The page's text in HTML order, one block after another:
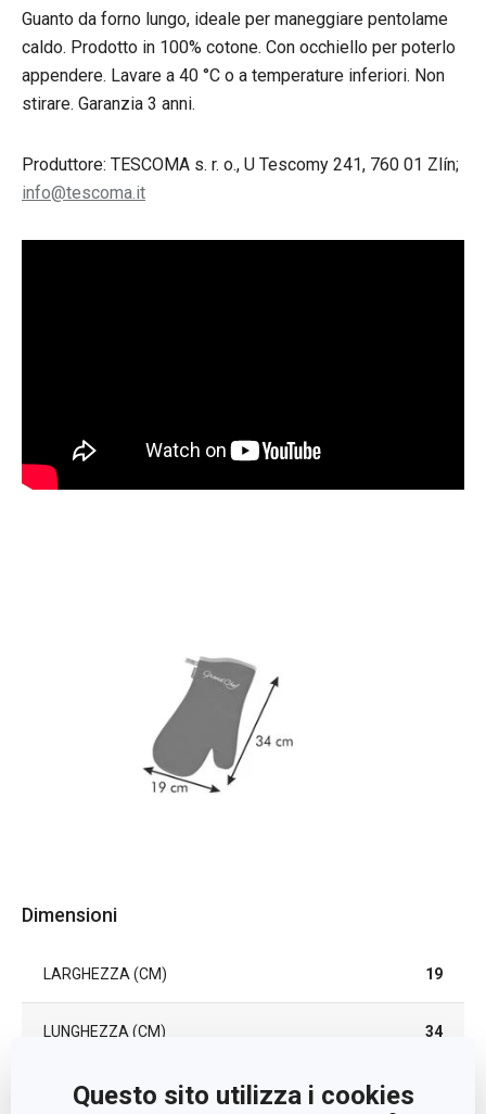
Questo sito utilizza i cookies
Guanto da forno lungo, ideale per maneggiare pentolame
caldo. Prodotto in 100% cotone. Con occhiello per poterlo
appendere. Lavare a 40 °C o a temperature inferiori. Non
stirare. Garanzia 3 anni.
Produttore: TESCOMA s. r. o., U Tescomy 241, 760 01 Zlín;
info@tescoma.it
Dimensioni
LARGHEZZA (CM) 19
LUNGHEZZA (CM) 34